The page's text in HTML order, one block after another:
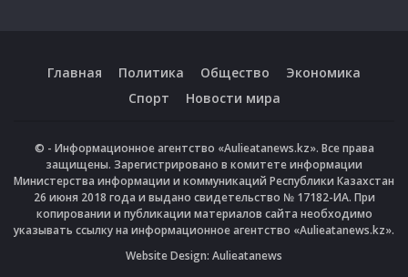
Главная Политика Общество
Экономика
Спорт
Новости мира
© - Информационное агентство «Aulieatanews.kz». Все права
защищены. Зарегистрировано в комитете информации
Министерства информации и коммуникаций Республики Казахстан
26 июня 2018 года и выдано свидетельство № 17182-ИА. При
копировании и публикации материалов сайта необходимо
указывать ссылку на информационное агентство «Aulieatanews.kz».
Website Design: Aulieatanews